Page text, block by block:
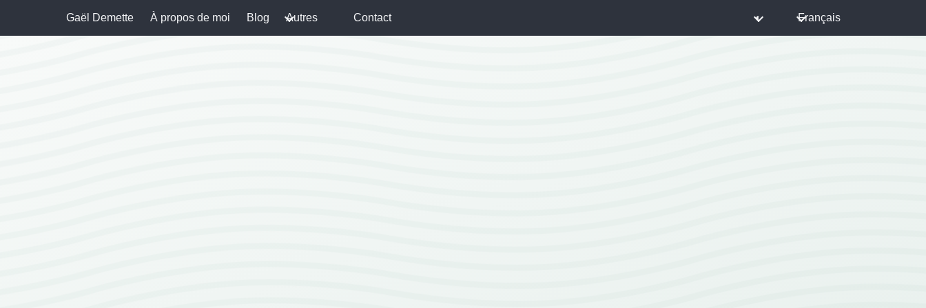
Gaël Demette À propos de moi Blog Autres Contact ◐ Français